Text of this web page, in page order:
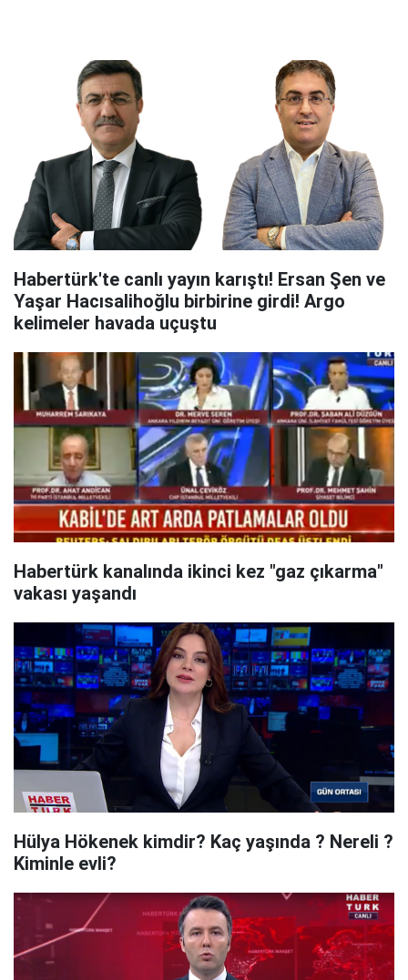
Habertürk'te canlı yayın karıştı! Ersan Şen ve
Yaşar Hacısalihoğlu birbirine girdi! Argo
kelimeler havada uçuştu
Habertürk kanalında ikinci kez "gaz çıkarma"
vakası yaşandı
Hülya Hökenek kimdir? Kaç yaşında ? Nereli ?
Kiminle evli?